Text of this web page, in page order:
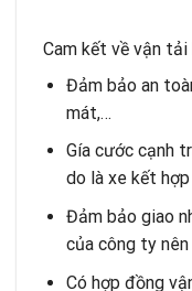
Cam kết về vận tải
Đảm bảo an
mát,…
Gía cước cạnh
do là xe kết hợp
Đảm bảo giao
của công ty
Có hợp đồng